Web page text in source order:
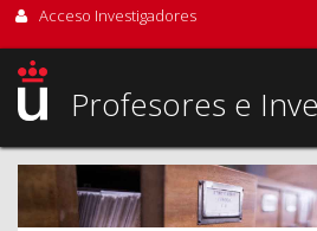
Acceso Investigadores
Profesores e